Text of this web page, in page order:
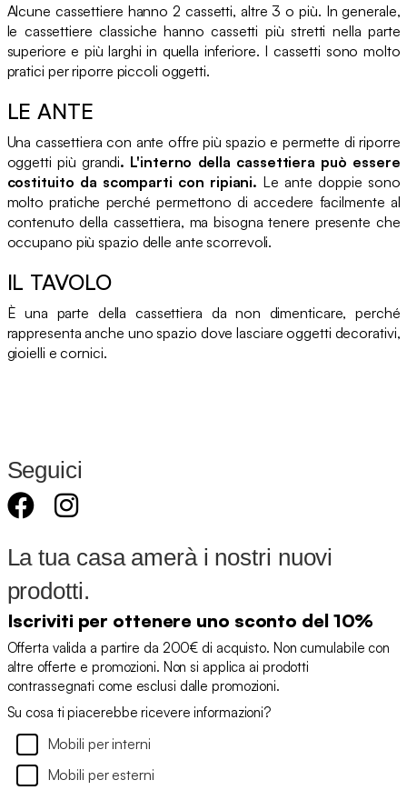
Alcune cassettiere hanno 2 cassetti, altre 3 o più. In generale,
le cassettiere classiche hanno cassetti più stretti nella parte
superiore e più larghi in quella inferiore. I cassetti sono molto
pratici per riporre piccoli oggetti.
LE ANTE
Una cassettiera con ante offre più spazio e permette di riporre
oggetti più grandi. L'interno della cassettiera può essere
costituito da scomparti con ripiani. Le ante doppie sono
molto pratiche perché permettono di accedere facilmente al
contenuto della cassettiera, ma bisogna tenere presente che
occupano più spazio delle ante scorrevoli.
IL TAVOLO
È una parte della cassettiera da non dimenticare, perché
rappresenta anche uno spazio dove lasciare oggetti decorativi,
gioielli e cornici.
Seguici
La tua casa amerà i nostri nuovi
prodotti.
Iscriviti per ottenere uno sconto del 10%
Offerta valida a partire da 200€ di acquisto. Non cumulabile con
altre offerte e promozioni. Non si applica ai prodotti
contrassegnati come esclusi dalle promozioni.
Su cosa ti piacerebbe ricevere informazioni?
Mobili per interni
Mobili per esterni